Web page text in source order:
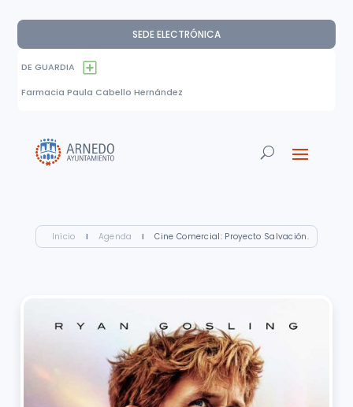
SEDE ELECTRÓNICA
DE GUARDIA
Farmacia Paula Cabello Hernández
Inicio I Agenda I Cine Comercial: Proyecto Salvación.